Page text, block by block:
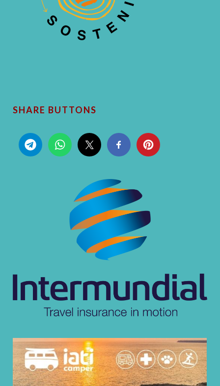
SHARE BUTTONS